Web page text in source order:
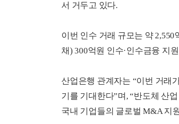
서 거두고 있다.
이번 인수 거래 규모는 약
채) 300억원 인수·인수금융 지
산업은행 관계자는 “이번 거래
기를 기대한다”며, “반도체 산
국내 기업들의 글로벌 M&A 지